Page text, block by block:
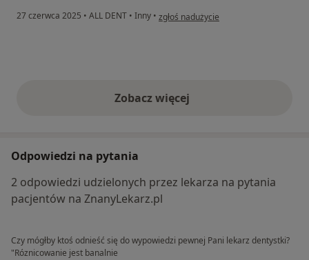
27 czerwca 2025 • ALL DENT • Inny • w opinii użytkownika Katarzyna
zgłoś nadużycie
Zobacz więcejopinie powyżej
Odpowiedzi na pytania
2 odpowiedzi udzielonych przez lekarza na pytania
pacjentów na ZnanyLekarz.pl
Czy mógłby ktoś odnieść się do wypowiedzi pewnej Pani lekarz dentystki?
"Róznicowanie jest banalnie